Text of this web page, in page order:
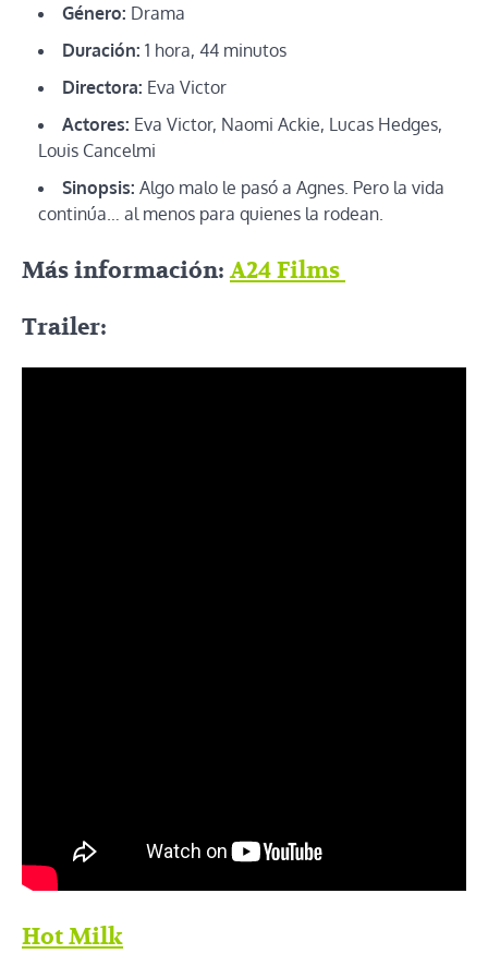
Género: Drama
Duración: 1 hora, 44 minutos
Directora: Eva Victor
Actores: Eva Victor, Naomi Ackie, Lucas Hedges,
Louis Cancelmi
Sinopsis: Algo malo le pasó a Agnes. Pero la vida
continúa… al menos para quienes la rodean.
Más información:A24 Films
Trailer:
Hot Milk